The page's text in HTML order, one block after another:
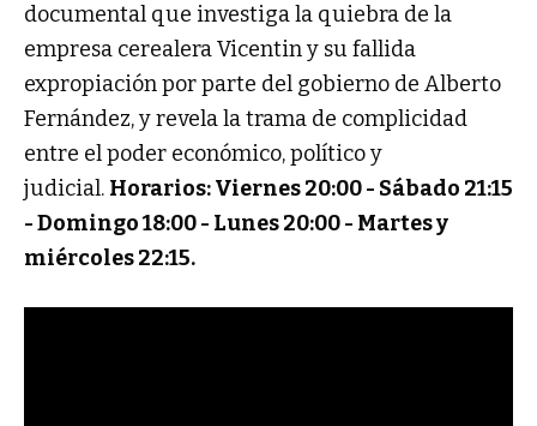
documental que investiga la quiebra de la
empresa cerealera Vicentin y su fallida
expropiación por parte del gobierno de Alberto
Fernández, y revela la trama de complicidad
entre el poder económico, político y
judicial. Horarios:Viernes 20:00 - Sábado 21:15
-Domingo 18:00 - Lunes 20:00 - Martes y
miércoles 22:15.